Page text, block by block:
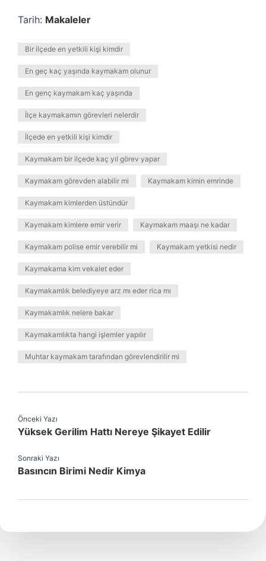
Tarih: Makaleler
Bir ilçede en yetkili kişi kimdir
En geç kaç yaşında kaymakam olunur
En genç kaymakam kaç yaşında
İlçe kaymakamın görevleri nelerdir
İlçede en yetkili kişi kimdir
Kaymakam bir ilçede kaç yıl görev yapar
Kaymakam görevden alabilir mi Kaymakam kimin emrinde
Kaymakam kimlerden üstündür
Kaymakam kimlere emir verir Kaymakam maaşı ne kadar
Kaymakam polise emir verebilir mi Kaymakam yetkisi nedir
Kaymakama kim vekalet eder
Kaymakamlık belediyeye arz mı eder rica mı
Kaymakamlık nelere bakar
Kaymakamlıkta hangi işlemler yapılır
Muhtar kaymakam tarafından görevlendirilir mi
Önceki Yazı
Yüksek Gerilim Hattı Nereye Şikayet Edilir
Sonraki Yazı
Basıncın Birimi Nedir Kimya